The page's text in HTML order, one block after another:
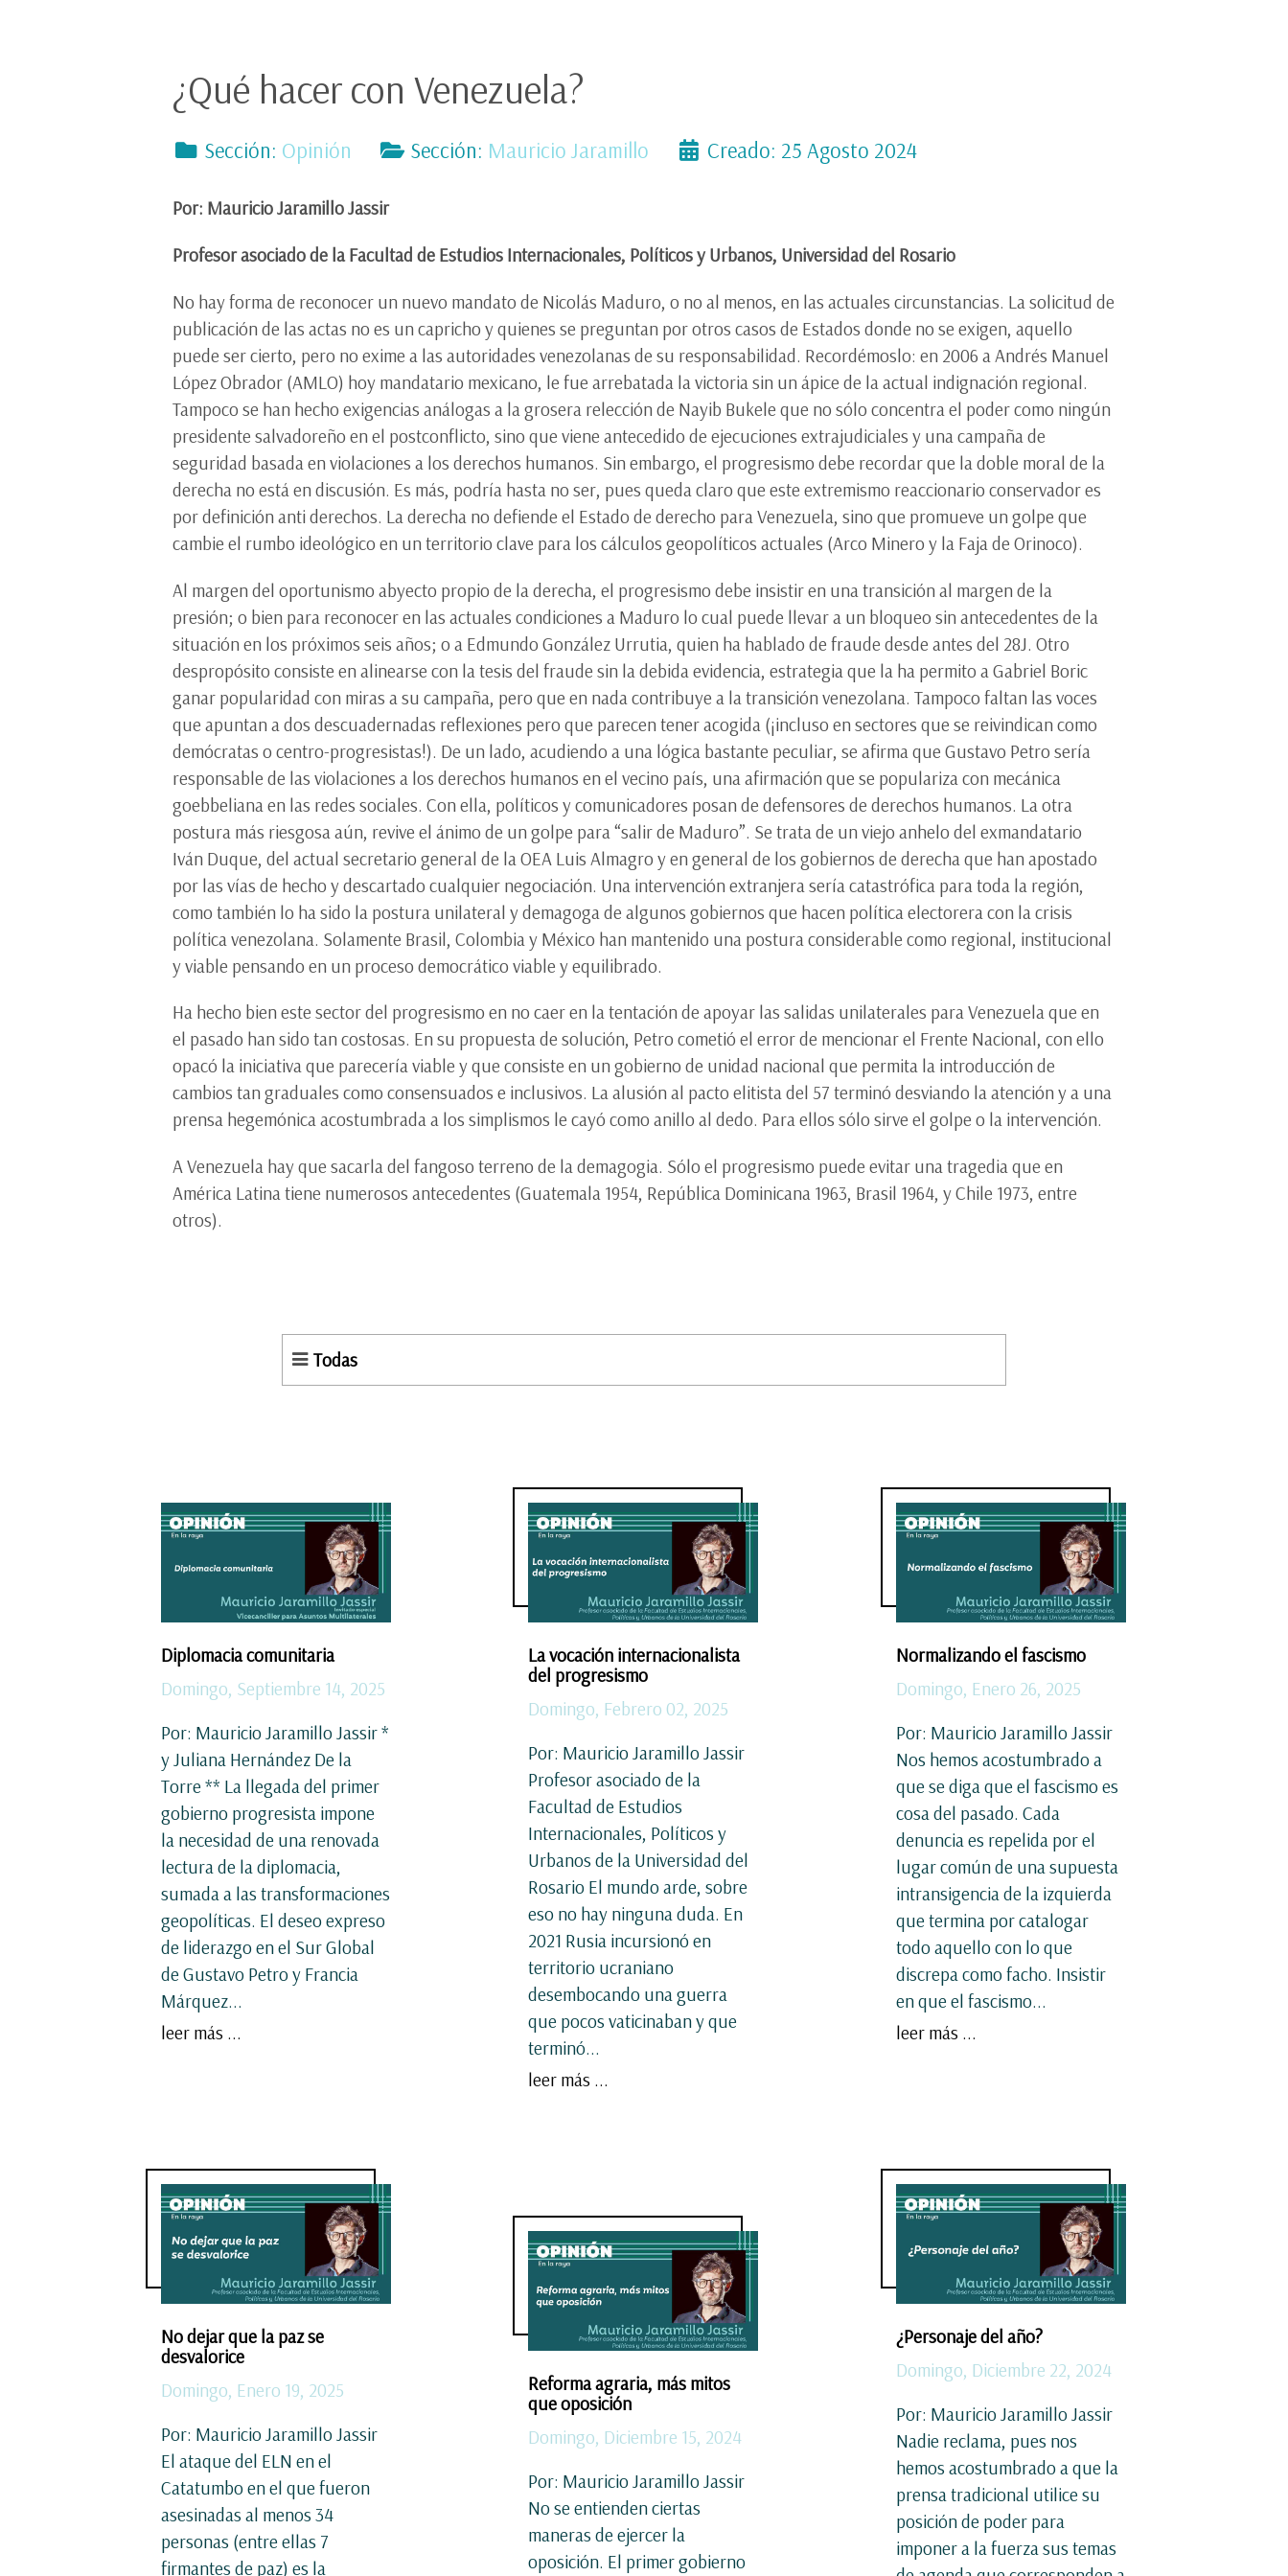
¿Qué hacer con Venezuela?
Sección: Opinión Sección: Mauricio Jaramillo Creado: 25 Agosto 2024
Por: Mauricio Jaramillo Jassir
Profesor asociado de la Facultad de Estudios Internacionales, Políticos y Urbanos, Universidad del Rosario
No hay forma de reconocer un nuevo mandato de Nicolás Maduro, o no al menos, en las actuales circunstancias. La solicitud de
publicación de las actas no es un capricho y quienes se preguntan por otros casos de Estados donde no se exigen, aquello
puede ser cierto, pero no exime a las autoridades venezolanas de su responsabilidad. Recordémoslo: en 2006 a Andrés Manuel
López Obrador (AMLO) hoy mandatario mexicano, le fue arrebatada la victoria sin un ápice de la actual indignación regional.
Tampoco se han hecho exigencias análogas a la grosera relección de Nayib Bukele que no sólo concentra el poder como ningún
presidente salvadoreño en el postconflicto, sino que viene antecedido de ejecuciones extrajudiciales y una campaña de
seguridad basada en violaciones a los derechos humanos. Sin embargo, el progresismo debe recordar que la doble moral de la
derecha no está en discusión. Es más, podría hasta no ser, pues queda claro que este extremismo reaccionario conservador es
por definición anti derechos. La derecha no defiende el Estado de derecho para Venezuela, sino que promueve un golpe que
cambie el rumbo ideológico en un territorio clave para los cálculos geopolíticos actuales (Arco Minero y la Faja de Orinoco).
Al margen del oportunismo abyecto propio de la derecha, el progresismo debe insistir en una transición al margen de la
presión; o bien para reconocer en las actuales condiciones a Maduro lo cual puede llevar a un bloqueo sin antecedentes de la
situación en los próximos seis años; o a Edmundo González Urrutia, quien ha hablado de fraude desde antes del 28J. Otro
despropósito consiste en alinearse con la tesis del fraude sin la debida evidencia, estrategia que la ha permito a Gabriel Boric
ganar popularidad con miras a su campaña, pero que en nada contribuye a la transición venezolana. Tampoco faltan las voces
que apuntan a dos descuadernadas reflexiones pero que parecen tener acogida (¡incluso en sectores que se reivindican como
demócratas o centro-progresistas!). De un lado, acudiendo a una lógica bastante peculiar, se afirma que Gustavo Petro sería
responsable de las violaciones a los derechos humanos en el vecino país, una afirmación que se populariza con mecánica
goebbeliana en las redes sociales. Con ella, políticos y comunicadores posan de defensores de derechos humanos. La otra
postura más riesgosa aún, revive el ánimo de un golpe para “salir de Maduro”. Se trata de un viejo anhelo del exmandatario
Iván Duque, del actual secretario general de la OEA Luis Almagro y en general de los gobiernos de derecha que han apostado
por las vías de hecho y descartado cualquier negociación. Una intervención extranjera sería catastrófica para toda la región,
como también lo ha sido la postura unilateral y demagoga de algunos gobiernos que hacen política electorera con la crisis
política venezolana. Solamente Brasil, Colombia y México han mantenido una postura considerable como regional, institucional
y viable pensando en un proceso democrático viable y equilibrado.
Ha hecho bien este sector del progresismo en no caer en la tentación de apoyar las salidas unilaterales para Venezuela que en
el pasado han sido tan costosas. En su propuesta de solución, Petro cometió el error de mencionar el Frente Nacional, con ello
opacó la iniciativa que parecería viable y que consiste en un gobierno de unidad nacional que permita la introducción de
cambios tan graduales como consensuados e inclusivos. La alusión al pacto elitista del 57 terminó desviando la atención y a una
prensa hegemónica acostumbrada a los simplismos le cayó como anillo al dedo. Para ellos sólo sirve el golpe o la intervención.
A Venezuela hay que sacarla del fangoso terreno de la demagogia. Sólo el progresismo puede evitar una tragedia que en
América Latina tiene numerosos antecedentes (Guatemala 1954, República Dominicana 1963, Brasil 1964, y Chile 1973, entre
otros).
Todas
Diplomacia comunitaria
Domingo, Septiembre 14, 2025
Por: Mauricio Jaramillo Jassir *
y Juliana Hernández De la
Torre ** La llegada del primer
gobierno progresista impone
la necesidad de una renovada
lectura de la diplomacia,
sumada a las transformaciones
geopolíticas. El deseo expreso
de liderazgo en el Sur Global
de Gustavo Petro y Francia
Márquez...
leer más ...
La vocación internacionalista
del progresismo
Domingo, Febrero 02, 2025
Por: Mauricio Jaramillo Jassir
Profesor asociado de la
Facultad de Estudios
Internacionales, Políticos y
Urbanos de la Universidad del
Rosario El mundo arde, sobre
eso no hay ninguna duda. En
2021 Rusia incursionó en
territorio ucraniano
desembocando una guerra
que pocos vaticinaban y que
terminó...
leer más ...
Normalizando el fascismo
Domingo, Enero 26, 2025
Por: Mauricio Jaramillo Jassir
Nos hemos acostumbrado a
que se diga que el fascismo es
cosa del pasado. Cada
denuncia es repelida por el
lugar común de una supuesta
intransigencia de la izquierda
que termina por catalogar
todo aquello con lo que
discrepa como facho. Insistir
en que el fascismo...
leer más ...
No dejar que la paz se
desvalorice
Domingo, Enero 19, 2025
Por: Mauricio Jaramillo Jassir
El ataque del ELN en el
Catatumbo en el que fueron
asesinadas al menos 34
personas (entre ellas 7
firmantes de paz) es la
¿Personaje del año?
Domingo, Diciembre 22, 2024
Por: Mauricio Jaramillo Jassir
Nadie reclama, pues nos
hemos acostumbrado a que la
prensa tradicional utilice su
posición de poder para
imponer a la fuerza sus temas
Reforma agraria, más mitos
que oposición
Domingo, Diciembre 15, 2024
Por: Mauricio Jaramillo Jassir
No se entienden ciertas
maneras de ejercer la
oposición. El primer gobierno